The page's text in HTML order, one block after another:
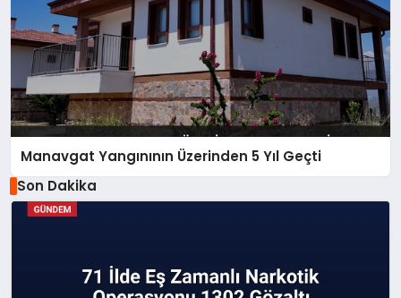
Manavgat Yangınının Üzerinden 5 Yıl Geçti
Son Dakika